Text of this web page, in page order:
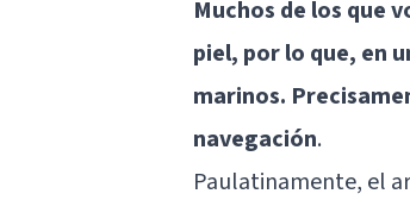
Muchos de los que
piel, por lo que, en
marinos.
navegación.
Paulatinamente, el